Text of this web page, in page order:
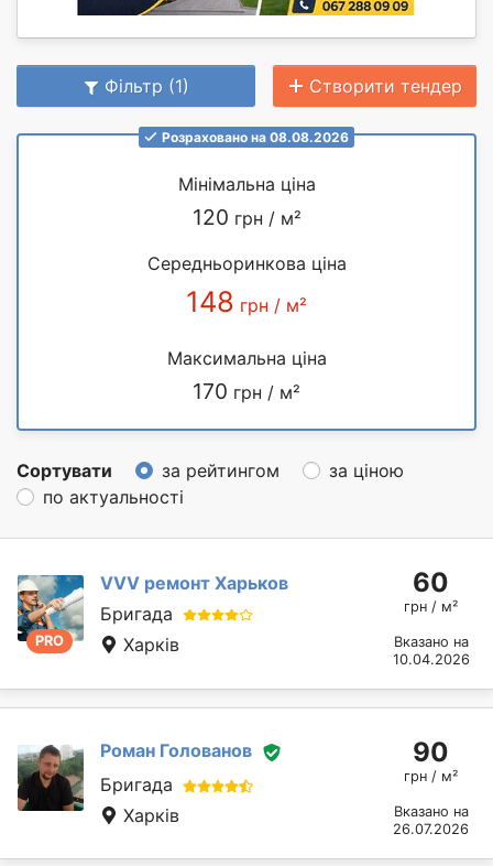
Фільтр (1) Створити тендер
Розраховано на 08.08.2026
Мінімальна ціна
120 грн / м²
Середньоринкова ціна
148 грн / м²
Максимальна ціна
170 грн / м²
Сортувати за рейтингом
за ціною
по актуальності
PRO
VVV ремонт Харьков
Бригада
Харків
60
грн / м²
Вказано на
10.04.2026
Роман Голованов
Бригада
Харків
90
грн / м²
Вказано на
26.07.2026